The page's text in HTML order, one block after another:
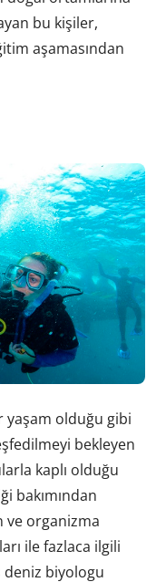
bu kişiler,
aşamasından
olduğu gibi
bekleyen
kaplı olduğu
bakımından
ve organizma
ile fazlaca ilgili
deniz biyologu